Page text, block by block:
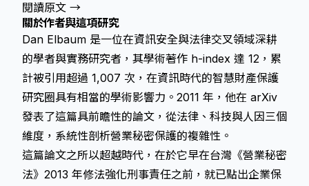
閱讀原文 →
關於作者與這項研究
Dan Elbaum 是一位在資訊安全與法律交叉領域深耕
的學者與實務研究者，其學術著作 h-index 達 12，累
計被引用超過 1,007 次，在資訊時代的智慧財產保護
研究圈具有相當的學術影響力。2011 年，他在 arXiv
發表了這篇具前瞻性的論文，從法律、科技與人因三個
維度，系統性剖析營業秘密保護的複雜性。
這篇論文之所以超越時代，在於它早在台灣《營業秘密
法》2013 年修法強化刑事責任之前，就已點出企業保